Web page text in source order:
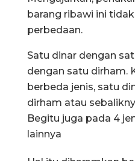
barang ribawi ini
perbedaan.
Satu dinar dengan
dengan satu dirham.
berbeda jenis, satu
dirham atau
Begitu juga pada 4
lainnya